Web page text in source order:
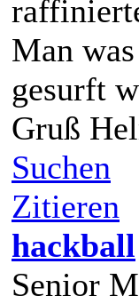
Man
gesurft
Gruß
Suchen
Zitieren
hackball
Senior